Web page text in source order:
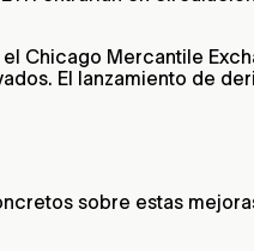
el Chicago Mercantile
El lanzamiento de
sobre estas